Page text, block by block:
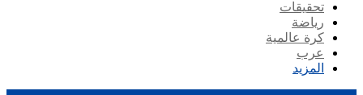
تحقيقات
رياضة
كرة عالمية
عرب
المزيد